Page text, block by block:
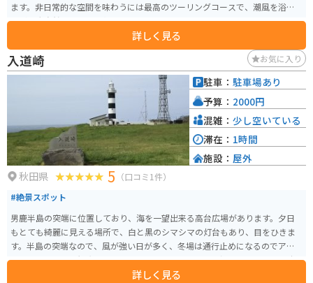
ます。非日常的な空間を味わうには最高のツーリングコースで、潮風を浴び
ながら大自然の景色を一望できます。
詳しく見る
入道崎 お気に入り
秋田県 5 （口コミ1件）
#絶景スポット
男鹿半島の突端に位置しており、海を一望出来る高台広場があります。夕日
もとても綺麗に見える場所で、白と黒のシマシマの灯台もあり、目をひきま
す。半島の突端なので、風が強い日が多く、冬場は通行止めになるのでアク
セスできません。観光スポットなので、お土産屋さんも沢山並んでいて、駐
詳しく見る
駐車： 駐車場あり
予算： 2000円
混雑： 少し空いている
滞在： 1時間
施設： 屋外